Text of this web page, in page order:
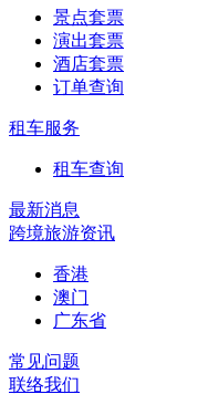
景点套票
演出套票
酒店套票
订单查询
租车服务
租车查询
最新消息
跨境旅游资讯
香港
澳门
广东省
常见问题
联络我们